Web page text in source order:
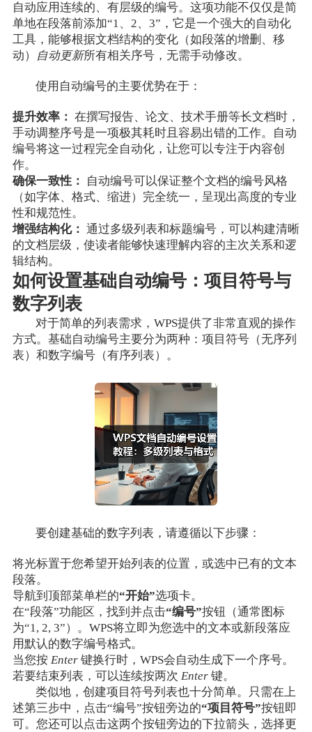
自动应用连续的、有层级的编号。这项功能不仅仅是简
单地在段落前添加“1、2、3”，它是一个强大的自动化
工具，能够根据文档结构的变化（如段落的增删、移
动）
自动更新所有相关序号，无需手动修改。
使用自动编号的主要优势在于：
提升效率： 在撰写报告、论文、技术手册等长文档时，
手动调整序号是一项极其耗时且容易出错的工作。自动
编号将这一过程完全自动化，让您可以专注于内容创
作。
确保一致性：
自动编号可以保证整个文档的编号风格
（如字体、格式、缩进）完全统一，呈现出高度的专业
性和规范性。
增强结构化： 通过多级列表和标题编号，可以构建清晰
的文档层级，使读者能够快速理解内容的主次关系和逻
辑结构。
如何设置基础自动编号：项目符号与
数字列表
对于简单的列表需求，WPS提供了非常直观的操作
方式。基础自动编号主要分为两种：项目符号（无序列
表）和数字编号（有序列表）。
要创建基础的数字列表，请遵循以下步骤：
将光标置于您希望开始列表的位置，或选中已有的文本
段落。
导航到顶部菜单栏的“开始”选项卡。
在“段落”功能区，找到并点击“编号”按钮（通常图标
为“1, 2, 3”）。WPS将立即为您选中的文本或新段落应
用默认的数字编号格式。
当您按 Enter键换行时，WPS会自动生成下一个序号。
若要结束列表，可以连续按两次 Enter键。
类似地，创建项目符号列表也十分简单。只需在上
述第三步中，点击“编号”按钮旁边的“项目符号”按钮即
可。您还可以点击这两个按钮旁边的下拉箭头，选择更